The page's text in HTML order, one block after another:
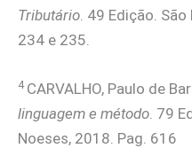
Tributário . 49 Edição.
234 e 235.
4 CARVALHO, Paulo de
linguagem e método. 79
Noeses, 2018. Pag. 616